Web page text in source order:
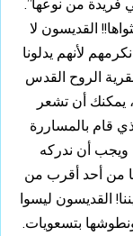
فريدة من نوعها”.
القديسون لا
لأنهم يدلونا
الروح القدس
يمكنك أن تشعر
قام بالمساررة
أن ندركه
ما من أحد أقرب من
القديسون ليسوا
بتسعويات.